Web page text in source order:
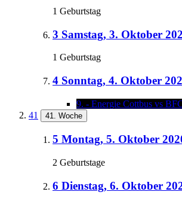
1 Geburtstag
3 Samstag, 3. Oktober
1 Geburtstag
4 Sonntag, 4. Oktober
9. - Energie Cottbus vs
41
41. Woche
5 Montag, 5. Oktober
2 Geburtstage
6 Dienstag, 6. Oktober